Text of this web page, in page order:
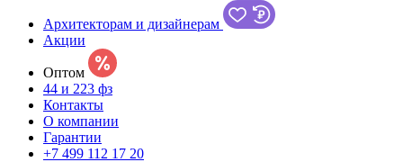
Архитекторам и дизайнерам
Акции
Оптом
44 и 223 фз
Контакты
О компании
Гарантии
+7 499 112 17 20